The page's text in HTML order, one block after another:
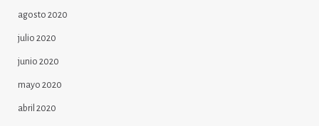
agosto 2020
julio 2020
junio 2020
mayo 2020
abril 2020